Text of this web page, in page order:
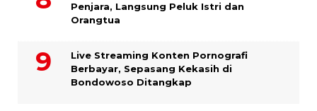
Penjara, Langsung Peluk Istri dan
Orangtua
Live Streaming Konten Pornografi
Berbayar, Sepasang Kekasih di
Bondowoso Ditangkap